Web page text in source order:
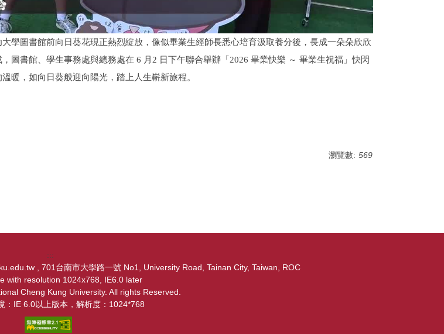
學圖書館前向日葵花現正熱烈綻放，像似畢業生經師長悉心培育汲取養分後，長成一朵朵欣欣
圖書館、學生事務處與總務處在 6 月2 日下午聯合舉辦「2026 畢業快樂 ～ 畢業生祝福」快閃
暖，如向日葵般迎向陽光，踏上人生嶄新旅程。
瀏覽數: 569
:::
, 701台南市大學路一號 No1, University Road, Tainan City, Taiwan, ROC
with resolution 1024x768, IE6.0 later
Cheng Kung University. All rights Reserved.
：IE 6.0以上版本，解析度：1024*768